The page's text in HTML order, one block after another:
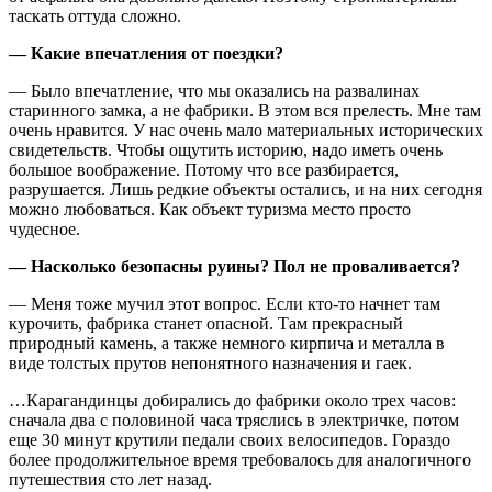
таскать оттуда сложно.
— Какие впечатления от поездки?
— Было впечатление, что мы оказались на развалинах
старинного замка, а не фабрики. В этом вся прелесть. Мне там
очень нравится. У нас очень мало материальных исторических
свидетельств. Чтобы ощутить историю, надо иметь очень
большое воображение. Потому что все разбирается,
разрушается. Лишь редкие объекты остались, и на них сегодня
можно любоваться. Как объект туризма место просто
чудесное.
— Насколько безопасны руины? Пол не проваливается?
— Меня тоже мучил этот вопрос. Если кто-то начнет там
курочить, фабрика станет опасной. Там прекрасный
природный камень, а также немного кирпича и металла в
виде толстых прутов непонятного назначения и гаек.
…Карагандинцы добирались до фабрики около трех часов:
сначала два с половиной часа тряслись в электричке, потом
еще 30 минут крутили педали своих велосипедов. Гораздо
более продолжительное время требовалось для аналогичного
путешествия сто лет назад.